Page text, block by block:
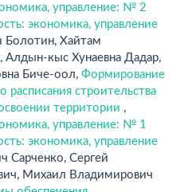
управление: № 2
экономика, управление
Болотин, Хайтам
Алдын-кыс Хунаевна Дадар,
Биче-оол, Формирование
расписания строительства
территории ,
управление: № 1
экономика, управление
Сарченко, Сергей
Михаил Владимирович